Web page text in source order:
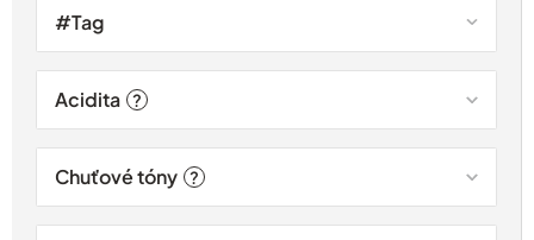
#Tag
Acidita ?
Chuťové tóny ?